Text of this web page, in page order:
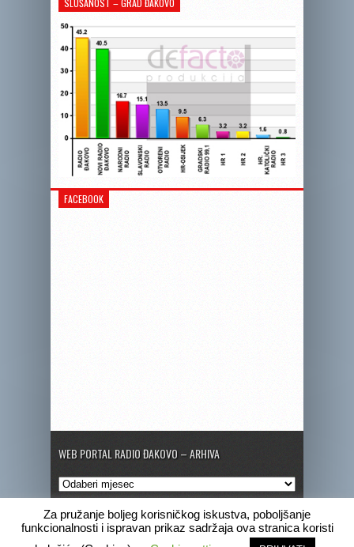
SLUŠANOST – GRAD ĐAKOVO
FACEBOOK
WEB PORTAL RADIO ĐAKOVO – ARHIVA
Web
portal
Radio
Đakovo
Copyright © 2020 Radio Đakovo
Za pružanje boljeg korisničkog iskustva, poboljšanje
funkcionalnosti i ispravan prikaz sadržaja ova stranica koristi